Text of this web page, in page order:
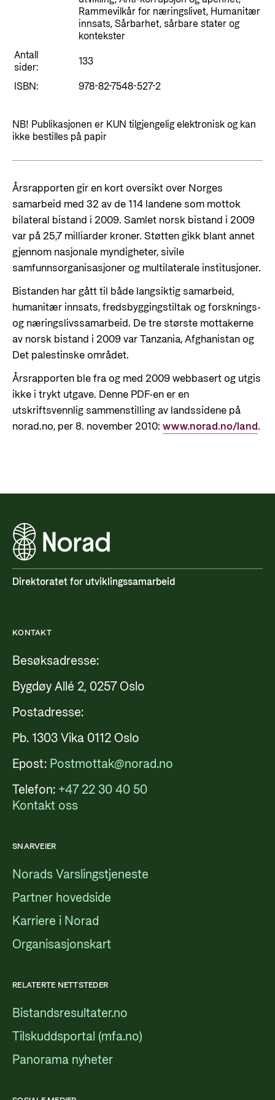
Styresett og økonomisk utvikling
For næringslivet
Statsgarantiordningen for investeringer i
fornybar energi
Norad - Partnerskap med privat sektor
Nyttige lenker
Evalueringer (Norec)
Historie
Kontakt
Kontakt oss
Norads Varslingstjeneste
Presse og media
Logo
Postjournal
Personvern
Rammevilkår for næringslivet, Humanitær
innsats, Sårbarhet, sårbare stater og
kontekster
Antall
sider:
133
ISBN:
978-82-7548-527-2
NB! Publikasjonen er KUN tilgjengelig elektronisk og kan
ikke bestilles på papir
Årsrapporten gir en kort oversikt over Norges
samarbeid med 32 av de 114 landene som mottok
bilateral bistand i 2009. Samlet norsk bistand i 2009
var på 25,7 milliarder kroner. Støtten gikk blant annet
gjennom nasjonale myndigheter, sivile
samfunnsorganisasjoner og multilaterale institusjoner.
Bistanden har gått til både langsiktig samarbeid,
humanitær innsats, fredsbyggingstiltak og forsknings-
og næringslivssamarbeid. De tre største mottakerne
av norsk bistand i 2009 var Tanzania, Afghanistan og
Det palestinske området.
Årsrapporten ble fra og med 2009 webbasert og utgis
ikke i trykt utgave. Denne PDF-en er en
utskriftsvennlig sammenstilling av landssidene på
norad.no, per 8. november 2010: www.norad.no/land.
Direktoratet for utviklingssamarbeid
KONTAKT
Besøksadresse:
Bygdøy Allé 2, 0257 Oslo
Postadresse:
Pb. 1303 Vika 0112 Oslo
Epost: Postmottak@norad.no
Telefon: +47 22 30 40 50
Kontakt oss
SNARVEIER
Norads Varslingstjeneste
Partner hovedside
Karriere i Norad
Organisasjonskart
RELATERTE NETTSTEDER
Bistandsresultater.no
Tilskuddsportal (mfa.no)
Panorama nyheter